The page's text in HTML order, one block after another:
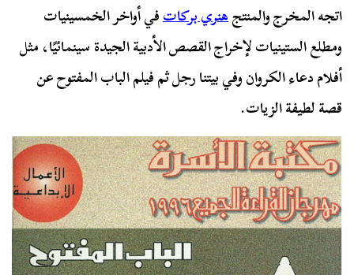
اتجه المخرج والمنتجهنري بركاتفي أواخر الخمسينيات
ومطلع الستينيات لإخراج القصص الأدبية الجيدة سينمائيًا، مثل
أفلام دعاء الكروان وفي بيتنا رجل ثم فيلم الباب المفتوح عن
قصة لطيفة الزيات.